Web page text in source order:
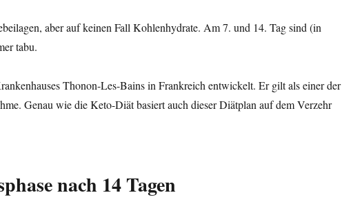
aber auf keinen Fall Kohlenhydrate. Am 7. und 14. Tag sind (in
tabu.
Thonon-Les-Bains in Frankreich entwickelt. Er gilt als einer der
Genau wie die Keto-Diät basiert auch dieser Diätplan auf dem Verzehr
nach 14 Tagen